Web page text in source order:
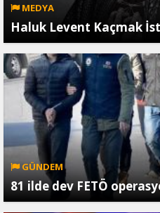
MEDYA
Haluk Levent Kaçmak
GÜNDEM
81 ilde dev FETÖ